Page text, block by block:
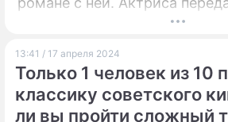
13:41 / 17 апреля 2024
Только 1 человек из 10
классику советского
ли вы пройти сложный